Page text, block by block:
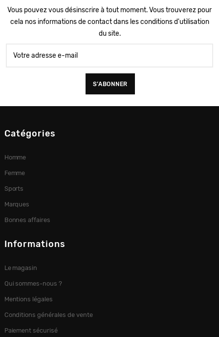
Vous pouvez vous désinscrire à tout moment. Vous trouverez pour
cela nos informations de contact dans les conditions d'utilisation
du site.
Catégories
Homme
Femme
Sports
Marques
Bonnes affaires
Informations
Le magasin
Qui sommes-nous ?
Mentions légales
Conditions générales de vente
Paiement sécurisé